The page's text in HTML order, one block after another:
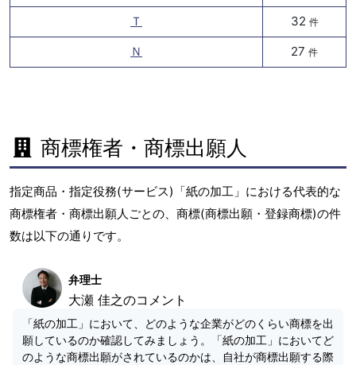
Ｔ 32 件
Ｎ 27 件
商標権者・商標出願人
指定商品・指定役務(サービス)「紙の加工」における代表的な
商標権者・商標出願人ごとの、商標(商標出願・登録商標)の件
数は以下の通りです。
弁理士
大瀬 佳之のコメント
「紙の加工」において、どのような企業がどのくらい商標を出
願しているのか確認してみましょう。「紙の加工」においてど
のような商標出願がされているのかは、自社が商標出願する際